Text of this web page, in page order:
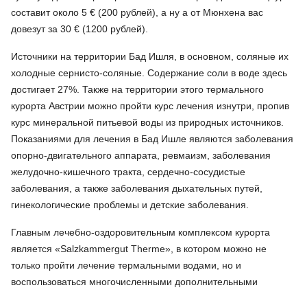
составит около 5 € (200 рублей), а ну а от Мюнхена вас
довезут за 30 € (1200 рублей).
Источники на территории Бад Ишля, в основном, соляные их
холодные сернисто-соляные. Содержание соли в воде здесь
достигает 27%. Также на территории этого термального
курорта Австрии можно пройти курс лечения изнутри, пропив
курс минеральной питьевой воды из природных источников.
Показаниями для лечения в Бад Ишле являются заболевания
опорно-двигательного аппарата, ревмаизм, заболевания
желудочно-кишечного тракта, сердечно-сосудистые
заболевания, а также заболевания дыхательных путей,
гинекологические проблемы и детские заболевания.
Главным лечебно-оздоровительным комплексом курорта
является «Salzkammergut Therme», в котором можно не
только пройти лечение термальными водами, но и
воспользоваться многочисленными дополнительными